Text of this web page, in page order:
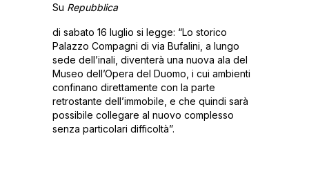
Su Repubblica
di sabato 16 luglio si legge: “Lo storico
Palazzo Compagni di via Bufalini, a lungo
sede dell’inali, diventerà una nuova ala del
Museo dell’Opera del Duomo, i cui ambienti
confinano direttamente con la parte
retrostante dell’immobile, e che quindi sarà
possibile collegare al nuovo complesso
senza particolari difficoltà”.